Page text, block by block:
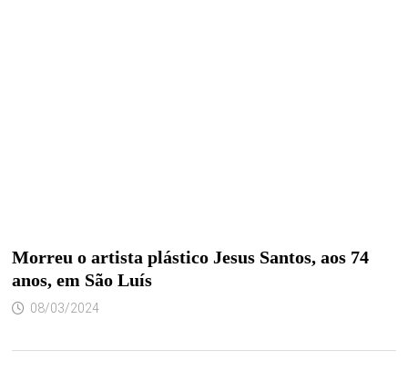
Morreu o artista plástico Jesus Santos, aos 74
anos, em São Luís
08/03/2024